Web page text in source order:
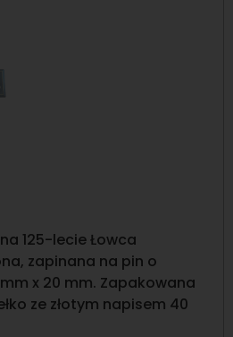
125-lecie Łowca
zapinana na pin o
x 20 mm. Zapakowana
ze złotym napisem 40